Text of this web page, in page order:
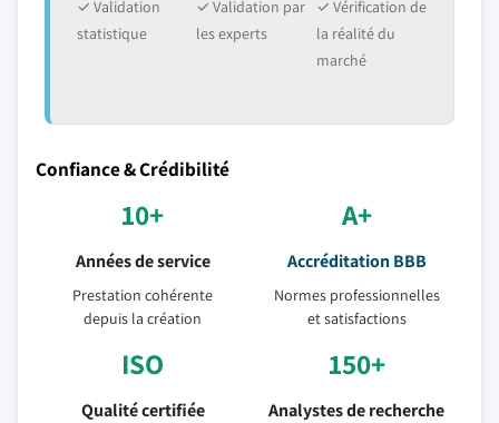
✓ Validation
statistique
✓ Validation par
les experts
✓ Vérification de
la réalité du
marché
Confiance & Crédibilité
10+
Années de service
Prestation cohérente
depuis la création
A+
Accréditation BBB
Normes professionnelles
et satisfactions
ISO
Qualité certifiée
150+
Analystes de recherche